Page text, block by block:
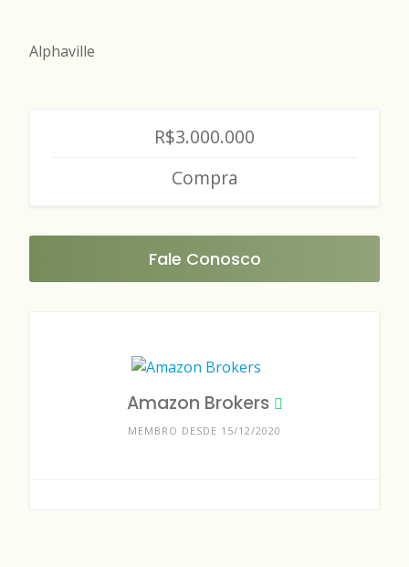
Alphaville
R$3.000.000
Compra
Fale Conosco
Amazon Brokers
MEMBRO DESDE 15/12/2020